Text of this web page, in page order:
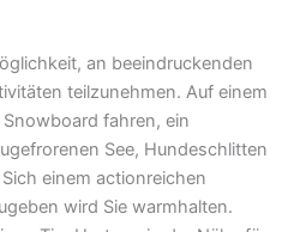
an beeindruckenden
teilzunehmen. Auf einem
fahren, ein
See, Hundeschlitten
einem actionreichen
wird Sie warmhalten.